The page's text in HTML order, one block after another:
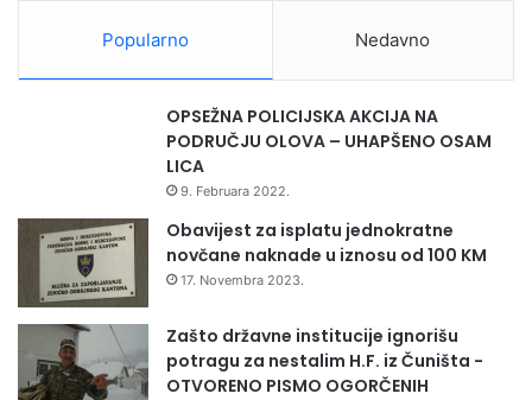
Popularno Nedavno
OPSEŽNA POLICIJSKA AKCIJA NA
PODRUČJU OLOVA – UHAPŠENO OSAM
LICA
9. Februara 2022.
Obavijest za isplatu jednokratne
novčane naknade u iznosu od 100 KM
17. Novembra 2023.
Zašto državne institucije ignorišu
potragu za nestalim H.F. iz Čuništa -
OTVORENO PISMO OGORČENIH